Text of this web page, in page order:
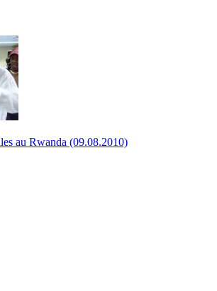
au Rwanda (09.08.2010)